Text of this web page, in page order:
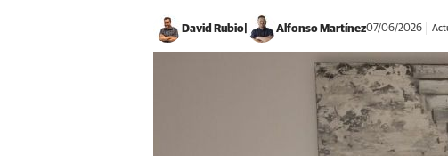
David Rubio Alfonso Martínez07/06/2026